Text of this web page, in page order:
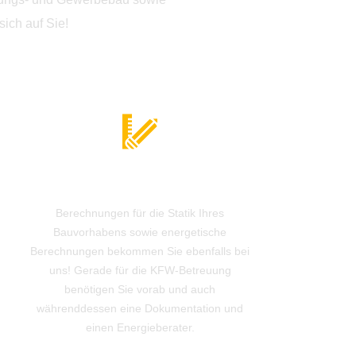
auf Sie!
Berechnungen für die Statik Ihres
Bauvorhabens sowie energetische
Berechnungen bekommen Sie ebenfalls bei
uns! Gerade für die KFW-Betreuung
benötigen Sie vorab und auch
währenddessen eine Dokumentation und
einen Energieberater.